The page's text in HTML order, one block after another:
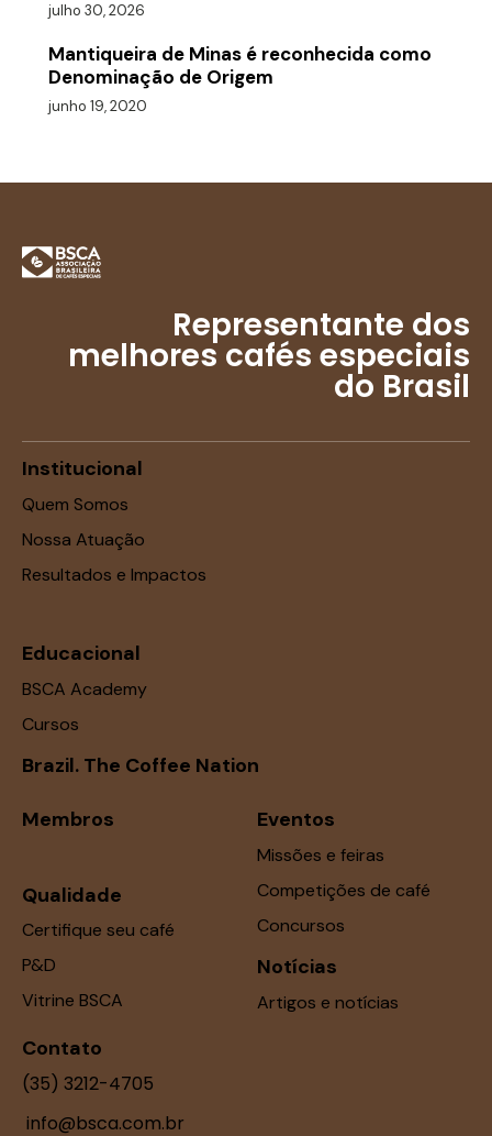
julho 30, 2026
Mantiqueira de Minas é reconhecida como
Denominação de Origem
junho 19, 2020
Representante dos
melhores cafés especiais
do Brasil
Institucional
Quem Somos
Nossa Atuação
Resultados e Impactos
Educacional
BSCA Academy
Cursos
Brazil. The Coffee Nation
Membros
Qualidade
Certifique seu café
P&D
Vitrine BSCA
Eventos
Missões e feiras
Competições de café
Concursos
Notícias
Artigos e notícias
Contato
(35) 3212-4705
info@bsca.com.br